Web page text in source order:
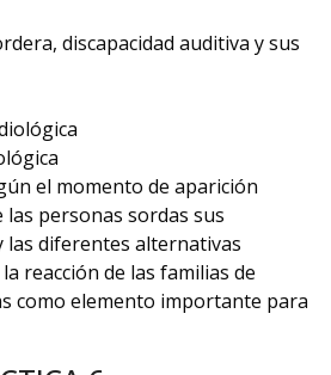
discapacidad auditiva y sus
el momento de aparición
las personas sordas sus
las diferentes alternativas
reacción de las familias de
como elemento importante para